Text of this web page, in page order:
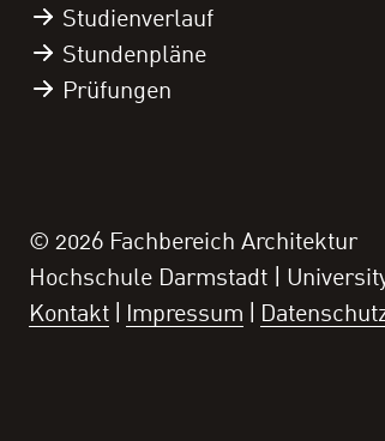
Studienverlauf
Stundenpläne
Prüfungen
© 2026 Fachbereich Architektur
Hochschule Darmstadt |
Kontakt
Impressum